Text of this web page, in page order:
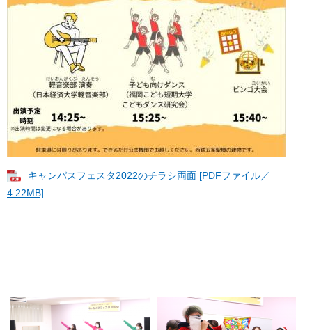
キャンパスフェスタ2022のチラシ両面 [PDFファイル／
4.22MB]